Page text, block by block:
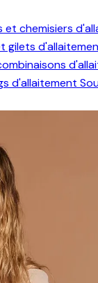
et chemisiers
gilets
d'allaitement